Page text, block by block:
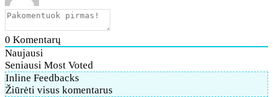
0 Komentarų
Naujausi
Seniausi Most Voted
Inline Feedbacks
Žiūrėti visus komentarus